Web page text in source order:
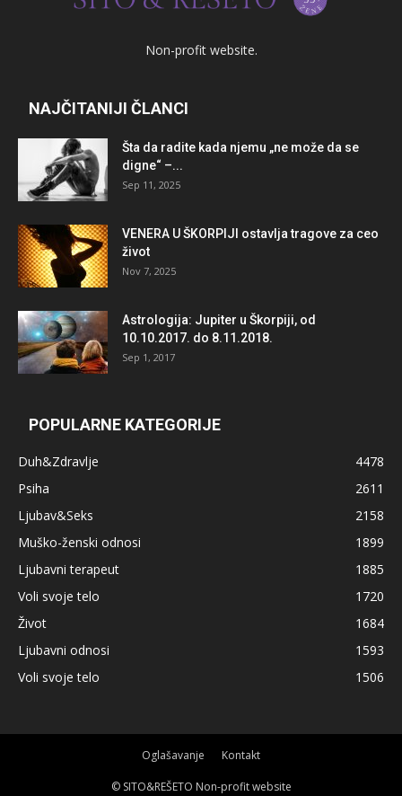
Non-profit website.
NAJČITANIJI ČLANCI
Šta da radite kada njemu „ne može da se
digne“ –...
Sep 11, 2025
VENERA U ŠKORPIJI ostavlja tragove za ceo
život
Nov 7, 2025
Astrologija: Jupiter u Škorpiji, od
10.10.2017. do 8.11.2018.
Sep 1, 2017
POPULARNE KATEGORIJE
Duh&Zdravlje
4478
Psiha
2611
Ljubav&Seks
2158
Muško-ženski odnosi
1899
Ljubavni terapeut
1885
Voli svoje telo
1720
Život
1684
Ljubavni odnosi
1593
Voli svoje telo
1506
Oglašavanje Kontakt
© SITO&REŠETO Non-profit website